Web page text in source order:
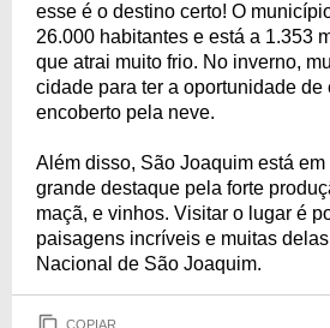
esse é o destino certo! O
26.000 habitantes e está a 1.353
que atrai muito frio. No inverno,
cidade para ter a oportunidade de
encoberto pela neve.
Além disso, São Joaquim está
grande destaque pela forte
maçã, e vinhos. Visitar o lugar é
paisagens incríveis e muitas
Nacional de São Joaquim.
COPIAR